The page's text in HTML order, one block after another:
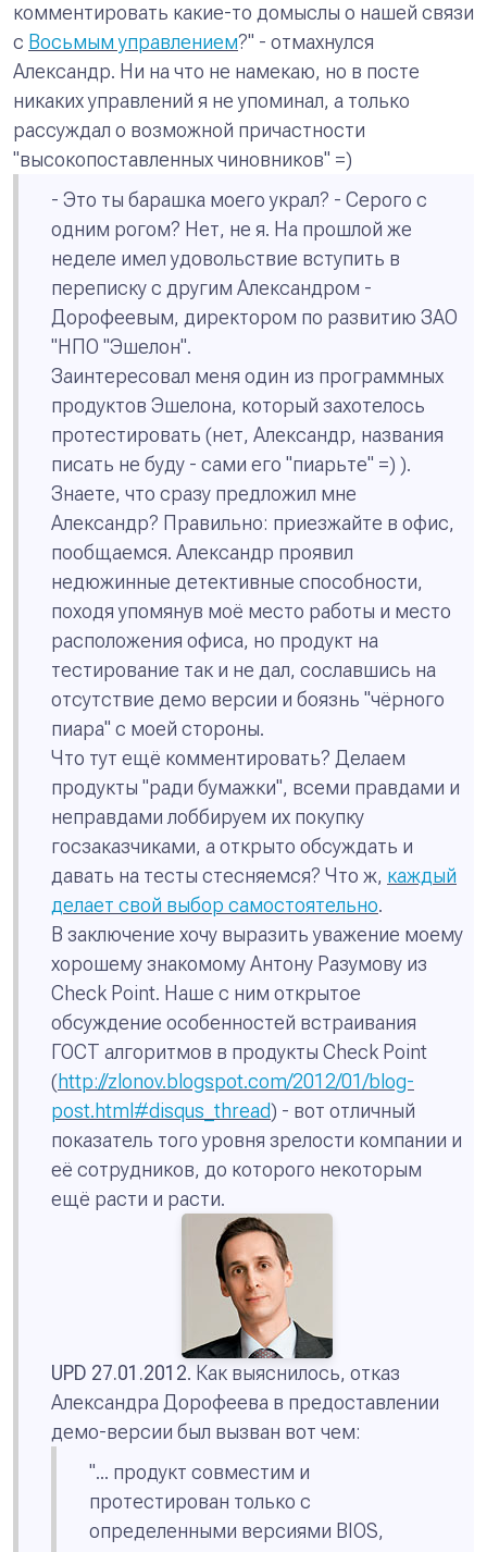
комментировать какие-то домыслы о нашей связи
с Восьмым управлением?" - отмахнулся
Александр. Ни на что не намекаю, но в посте
никаких управлений я не упоминал, а только
рассуждал о возможной причастности
"высокопоставленных чиновников" =)
- Это ты барашка моего украл? - Серого с
одним рогом? Нет, не я. На прошлой же
неделе имел удовольствие вступить в
переписку с другим Александром -
Дорофеевым, директором по развитию ЗАО
"НПО "Эшелон".
Заинтересовал меня один из программных
продуктов Эшелона, который захотелось
протестировать (нет, Александр, названия
писать не буду - сами его "пиарьте" =) ).
Знаете, что сразу предложил мне
Александр? Правильно: приезжайте в офис,
пообщаемся. Александр проявил
недюжинные детективные способности,
походя упомянув моё место работы и место
расположения офиса, но продукт на
тестирование так и не дал, сославшись на
отсутствие демо версии и боязнь "чёрного
пиара" с моей стороны.
Что тут ещё комментировать? Делаем
продукты "ради бумажки", всеми правдами и
неправдами лоббируем их покупку
госзаказчиками, а открыто обсуждать и
давать на тесты стесняемся? Что ж, каждый
делает свой выбор самостоятельно.
В заключение хочу выразить уважение моему
хорошему знакомому Антону Разумову из
Check Point. Наше с ним открытое
обсуждение особенностей встраивания
ГОСТ алгоритмов в продукты Check Point
(http://zlonov.blogspot.com/2012/01/blog-
post.html#disqus_thread) - вот отличный
показатель того уровня зрелости компании и
её сотрудников, до которого некоторым
ещё расти и расти.
UPD 27.01.2012. Как выяснилось, отказ
Александра Дорофеева в предоставлении
демо-версии был вызван вот чем:
"... продукт совместим и
протестирован только с
определенными версиями BIOS,